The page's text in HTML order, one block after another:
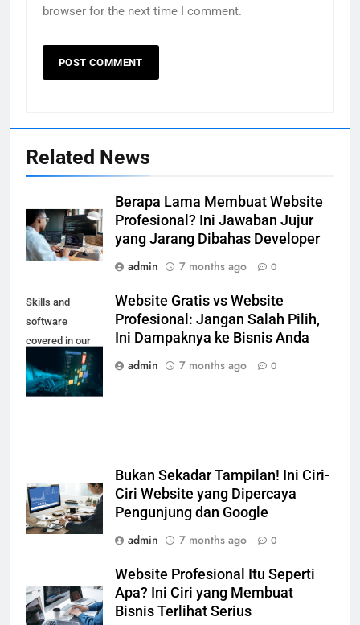
browser for the next time I comment.
Related News
Berapa Lama Membuat Website
Profesional? Ini Jawaban Jujur
yang Jarang Dibahas Developer
admin
7 months ago 0
Skills and
software
covered in our
Web Designing
Course
Website Gratis vs Website
Profesional: Jangan Salah Pilih,
Ini Dampaknya ke Bisnis Anda
admin
7 months ago 0
Bukan Sekadar Tampilan! Ini Ciri-
Ciri Website yang Dipercaya
Pengunjung dan Google
admin
7 months ago 0
Website Profesional Itu Seperti
Apa? Ini Ciri yang Membuat
Bisnis Terlihat Serius